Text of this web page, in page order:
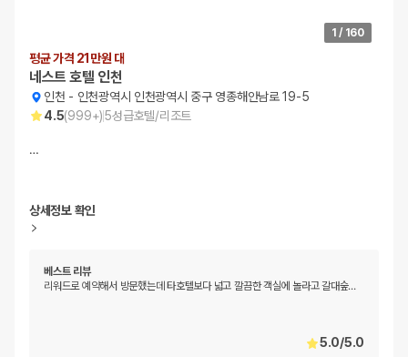
1 / 160
평균 가격 21만원 대
네스트 호텔 인천
인천 - 인천광역시 인천광역시 중구 영종해안남로 19-5
4.5(999+)5성급호텔/리조트
…
상세정보 확인
베스트 리뷰
리워드로 예약해서 방문했는데 타호텔보다 넓고 깔끔한 객실에 놀라고 갈대숲…
5.0/5.0